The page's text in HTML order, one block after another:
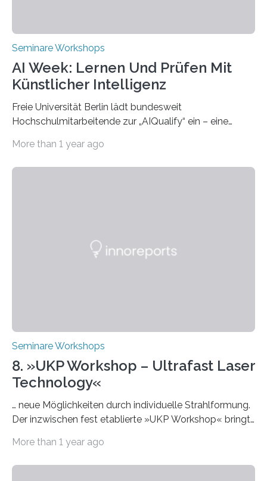
Seminare Workshops
AI Week: Lernen Und Prüfen Mit
Künstlicher Intelligenz
Freie Universität Berlin lädt bundesweit
Hochschulmitarbeitende zur „AIQualify“ ein – eine
Universität Berlin lädt vom 3. bis 7. März 2025 zur „AI
Praxisbeispiele und Diskussionsrunden zu aktuellen
More than 1 year ago
Seminare Workshops
8. »UKP Workshop – Ultrafast Laser
Technology«
… neue Möglichkeiten durch individuelle Strahlformung.
Der inzwischen fest etablierte »UKP Workshop« bringt
Ultrakurzpulslaser-Technologie zusammen. Am 8. und
More than 1 year ago